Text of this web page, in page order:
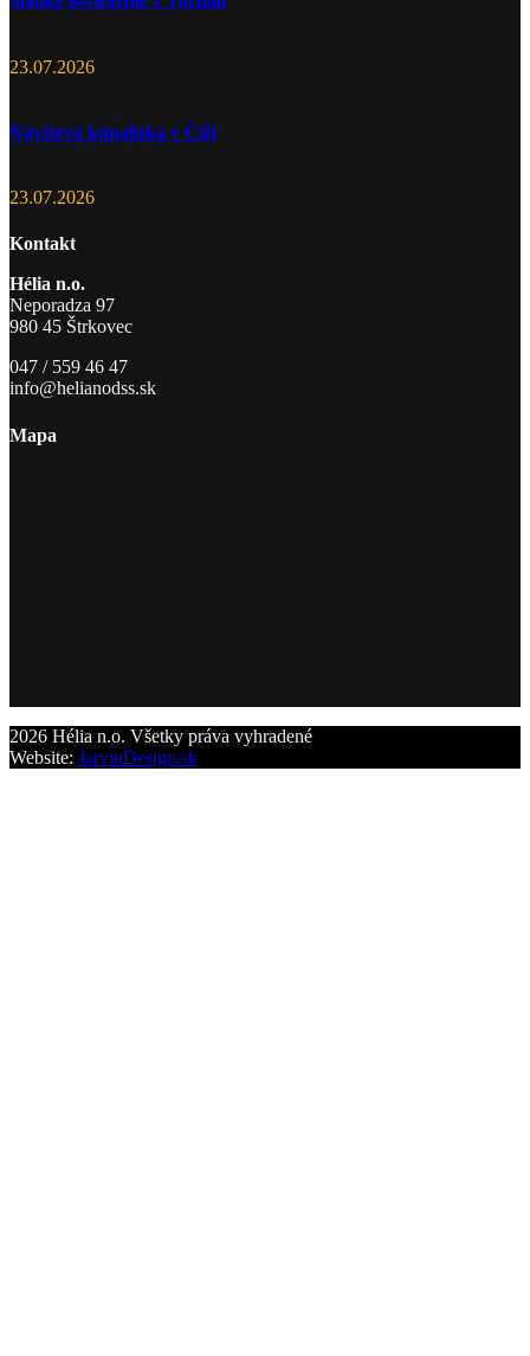
23.07.2026
Návšteva kúpaliska v Číži
23.07.2026
Kontakt
Hélia n.o.
Neporadza 97
980 45 Štrkovec
047 / 559 46 47
info@helianodss.sk
Mapa
2026 Hélia n.o. Všetky práva vyhradené
Website: JarvinDesign.sk